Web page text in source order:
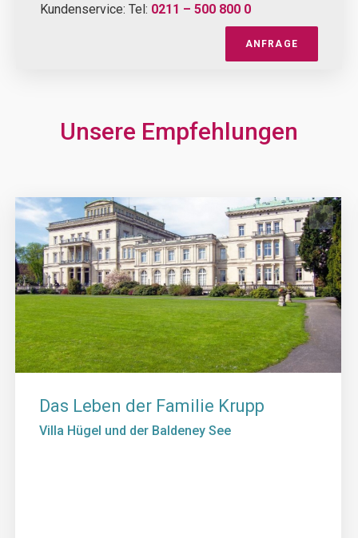
Kundenservice: Tel: 0211 – 500 800 0
ANFRAGE
Unsere Empfehlungen
Das Leben der Familie Krupp
Villa Hügel und der Baldeney See